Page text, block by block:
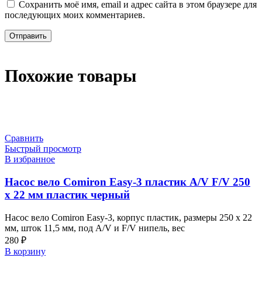
Сохранить моё имя, email и адрес сайта в этом браузере для
последующих моих комментариев.
Похожие товары
Сравнить
Быстрый просмотр
В избранное
Насос вело Comiron Easy-3 пластик A/V F/V 250
х 22 мм пластик черный
Насос вело Comiron Easy-3, корпус пластик, размеры 250 х 22
мм, шток 11,5 мм, под A/V и F/V нипель, вес
280 ₽
В корзину